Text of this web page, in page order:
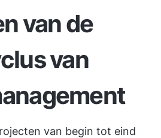
van de
van
van begin tot eind